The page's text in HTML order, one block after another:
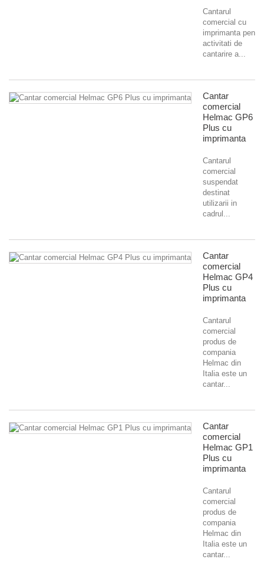
Cantarul
comercial cu
imprimanta pentru
activitati de
cantarire a...
Cantar
comercial
Helmac GP6
Plus cu
imprimanta
Cantarul
comercial
suspendat
destinat
utilizarii in
cadrul...
Cantar
comercial
Helmac GP4
Plus cu
imprimanta
Cantarul
comercial
produs de
compania
Helmac din
Italia este un
cantar...
Cantar
comercial
Helmac GP1
Plus cu
imprimanta
Cantarul
comercial
produs de
compania
Helmac din
Italia este un
cantar...